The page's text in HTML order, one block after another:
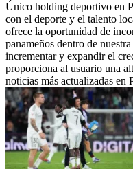
Único holding deportivo en
con el deporte y el talento
ofrece la oportunidad de
panameños dentro de
incrementar y expandir el
proporciona al usuario una
noticias más actualizadas en